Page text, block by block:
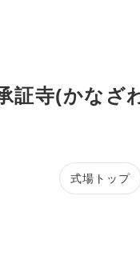
証寺(かな
式場トップ